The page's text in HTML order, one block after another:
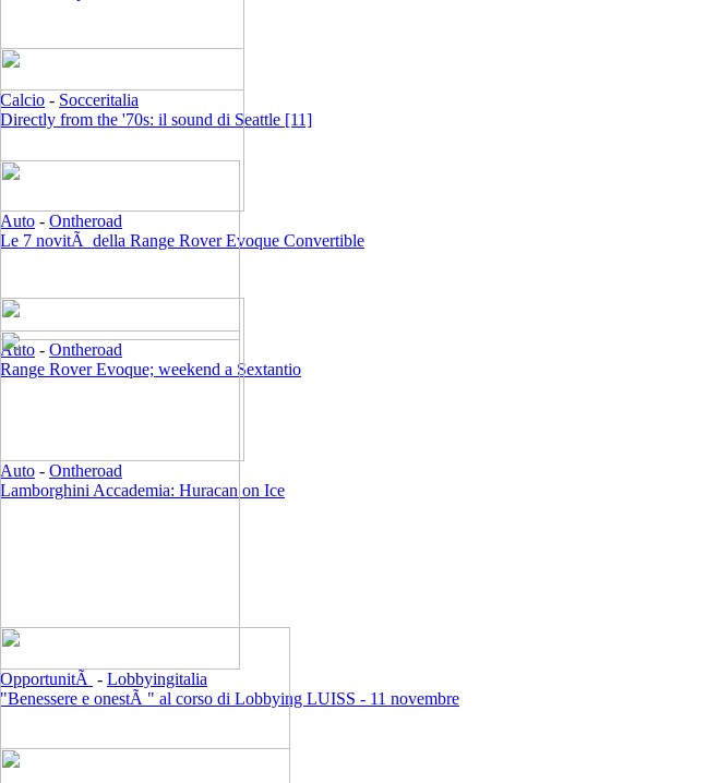
Calcio - Socceritalia
Directly from the '70s: il sound di Seattle [11]
Auto - Ontheroad
Le 7 novitÃ della Range Rover Evoque Convertible
Auto - Ontheroad
Range Rover Evoque; weekend a Sextantio
Auto - Ontheroad
Lamborghini Accademia: Huracan on Ice
OpportunitÃ - Lobbyingitalia
"Benessere e onestÃ " al corso di Lobbying LUISS - 11 novembre